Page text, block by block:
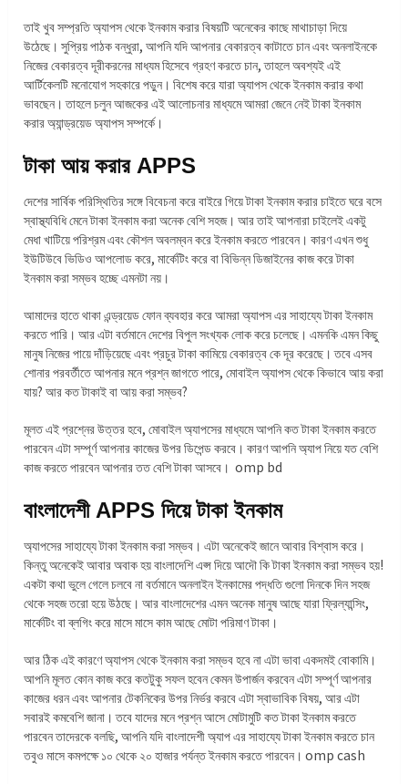
তাই খুব সম্প্রতি অ্যাপস থেকে ইনকাম করার বিষয়টি অনেকের কাছে মাথাচাড়া দিয়ে
উঠেছে। সুপ্রিয় পাঠক বন্ধুরা, আপনি যদি আপনার বেকারত্ব কাটাতে চান এবং অনলাইনকে
নিজের বেকারত্ব দূরীকরনের মাধ্যম হিসেবে গ্রহণ করতে চান, তাহলে অবশ্যই এই
আর্টিকেলটি মনোযোগ সহকারে পড়ুন। বিশেষ করে যারা অ্যাপস থেকে ইনকাম করার কথা
ভাবছেন। তাহলে চলুন আজকের এই আলোচনার মাধ্যমে আমরা জেনে নেই টাকা ইনকাম
করার অ্যান্ড্রয়েড অ্যাপস সম্পর্কে।
টাকা আয় করার APPS
দেশের সার্বিক পরিস্থিতির সঙ্গে বিবেচনা করে বাইরে গিয়ে টাকা ইনকাম করার চাইতে ঘরে বসে
স্বাস্থ্যবিধি মেনে টাকা ইনকাম করা অনেক বেশি সহজ। আর তাই আপনারা চাইলেই একটু
মেধা খাটিয়ে পরিশ্রম এবং কৌশল অবলম্বন করে ইনকাম করতে পারবেন। কারণ এখন শুধু
ইউটিউবে ভিডিও আপলোড করে, মার্কেটিং করে বা বিভিন্ন ডিজাইনের কাজ করে টাকা
ইনকাম করা সম্ভব হচ্ছে এমনটা নয়।
আমাদের হাতে থাকা এন্ড্রয়েড ফোন ব্যবহার করে আমরা অ্যাপস এর সাহায্যে টাকা ইনকাম
করতে পারি। আর এটা বর্তমানে দেশের বিপুল সংখ্যক লোক করে চলেছে। এমনকি এমন কিছু
মানুষ নিজের পায়ে দাঁড়িয়েছে এবং প্রচুর টাকা কামিয়ে বেকারত্ব কে দূর করেছে। তবে এসব
শোনার পরবর্তীতে আপনার মনে প্রশ্ন জাগতে পারে, মোবাইল অ্যাপস থেকে কিভাবে আয় করা
যায়? আর কত টাকাই বা আয় করা সম্ভব?
মূলত এই প্রশ্নের উত্তর হবে, মোবাইল অ্যাপসের মাধ্যমে আপনি কত টাকা ইনকাম করতে
পারবেন এটা সম্পূর্ণ আপনার কাজের উপর ডিপেন্ড করবে। কারণ আপনি অ্যাপ নিয়ে যত বেশি
কাজ করতে পারবেন আপনার তত বেশি টাকা আসবে। omp bd
বাংলাদেশী APPS দিয়ে টাকা ইনকাম
অ্যাপসের সাহায্যে টাকা ইনকাম করা সম্ভব। এটা অনেকেই জানে আবার বিশ্বাস করে।
কিন্তু অনেকেই আবার অবাক হয় বাংলাদেশি এপ্স দিয়ে আদৌ কি টাকা ইনকাম করা সম্ভব হয়!
একটা কথা ভুলে গেলে চলবে না বর্তমানে অনলাইন ইনকামের পদ্ধতি গুলো দিনকে দিন সহজ
থেকে সহজ তরো হয়ে উঠছে। আর বাংলাদেশের এমন অনেক মানুষ আছে যারা ফ্রিল্যান্সিং,
মার্কেটিং বা ব্লগিং করে মাসে মাসে কাম আছে মোটা পরিমাণ টাকা।
আর ঠিক এই কারণে অ্যাপস থেকে ইনকাম করা সম্ভব হবে না এটা ভাবা একদমই বোকামি।
আপনি মূলত কোন কাজ করে কতটুকু সফল হবেন কেমন উপার্জন করবেন এটা সম্পূর্ণ আপনার
কাজের ধরন এবং আপনার টেকনিকের উপর নির্ভর করবে এটা স্বাভাবিক বিষয়, আর এটা
সবারই কমবেশি জানা। তবে যাদের মনে প্রশ্ন আসে মোটামুটি কত টাকা ইনকাম করতে
পারবেন তাদেরকে বলছি, আপনি যদি বাংলাদেশী অ্যাপ এর সাহায্যে টাকা ইনকাম করতে চান
তবুও মাসে কমপক্ষে ১০ থেকে ২০ হাজার পর্যন্ত ইনকাম করতে পারবেন। omp cash